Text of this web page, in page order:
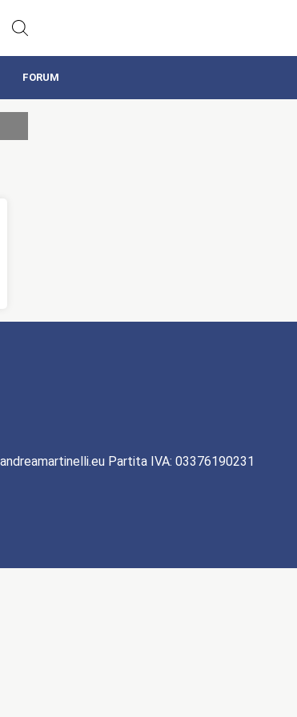
FORUM
Partita IVA: 03376190231